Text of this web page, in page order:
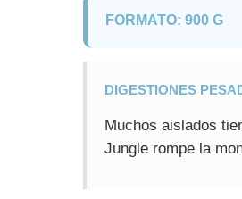
FORMATO: 900 G
DIGESTIONES
Muchos aislados
Jungle rompe la